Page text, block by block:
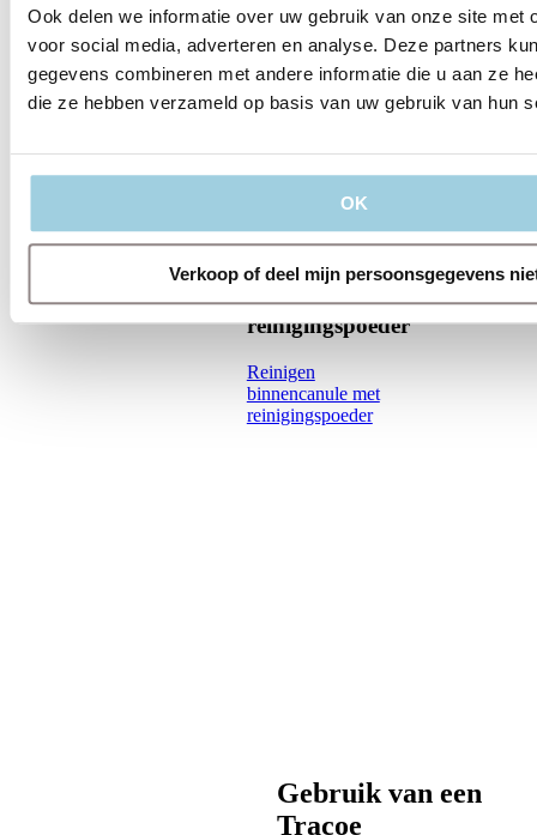
Ook delen we informatie over uw gebruik van onze site met
voor social media, adverteren en analyse. Deze partners
gegevens combineren met andere informatie die u aan ze
die ze hebben verzameld op basis van uw gebruik van hun
OK
Verkoop of deel mijn persoonsgegevens
Reinigen
binnencanule
met
reinigingspoeder
Reinigen
binnencanule met
reinigingspoeder
Gebruik van een
Tracoe